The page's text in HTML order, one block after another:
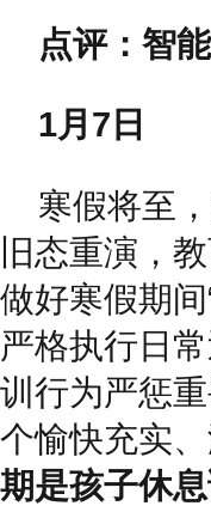
点评：智
1月7日
寒假将至
旧态重演，
做好寒假期
严格执行日
训行为严惩
个愉快充实
期是孩子休